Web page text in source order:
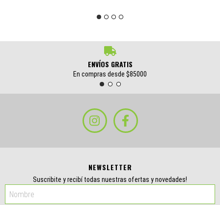
ENVÍOS GRATIS
En compras desde $85000
NEWSLETTER
Suscribite y recibí todas nuestras ofertas y novedades!